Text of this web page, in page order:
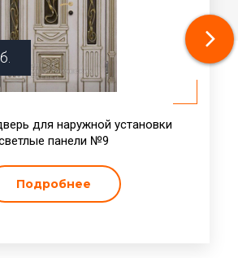
для наружной установки
панели №9
Подробнее